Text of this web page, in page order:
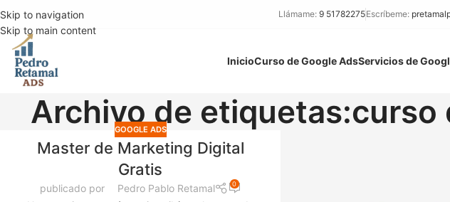
Skip to navigation
Skip to main content
Llámame: 9 51782275Escríbeme:
InicioCurso de Google AdsServicios de
Archivo de
GOOGLE ADS
Master de Marketing Digital
Gratis
publicado por Pedro Pablo Retamal 0